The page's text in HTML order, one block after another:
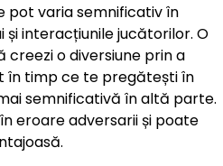
pot varia semnificativ în
și interacțiunile jucătorilor. O
o diversiune prin a
în timp ce te pregătești în
semnificativă în altă parte.
eroare adversarii și poate